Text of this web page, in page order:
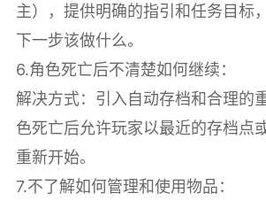
主），提供明确的指引和任务目标
下一步该做什么。
6.角色死亡后不清楚如何继续：
解决方式：引入自动存档和合理的
色死亡后允许玩家以最近的存档点
重新开始。
7.不了解如何管理和使用物品：